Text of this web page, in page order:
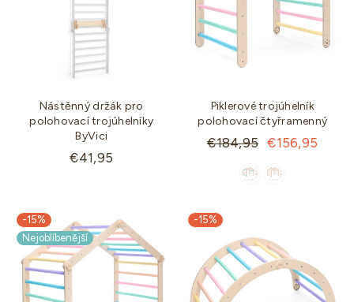
Nástěnný držák pro
polohovací trojúhelníky
ByVici
Standartní
€41,95
Piklerové trojúhelník
polohovací čtyřramenný
Standartní
€184,95 €156,95
-15%
Nejoblíbenější
-15%